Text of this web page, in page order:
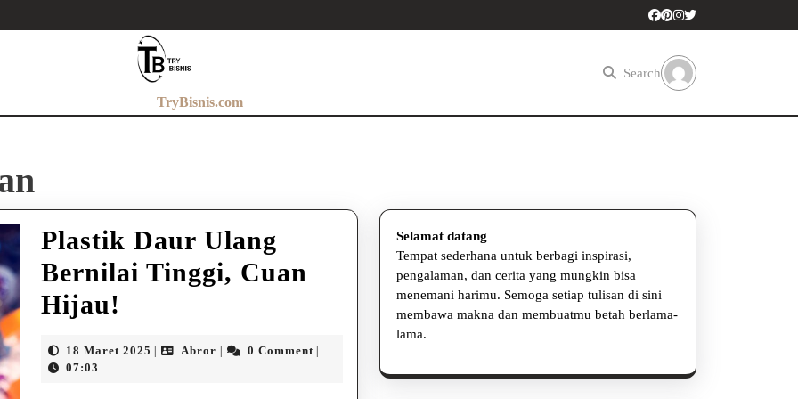
TryBisnis.com
Search
Plastik Daur Ulang
Bernilai Tinggi, Cuan
Hijau!
Ulang
18 Maret 2025 18
Abror Abror0 Comment
07:03
Selamat datang
Tempat sederhana untuk berbagi inspirasi,
pengalaman, dan cerita yang mungkin bisa
menemani harimu. Semoga setiap tulisan di sini
membawa makna dan membuatmu betah berlama-
lama.